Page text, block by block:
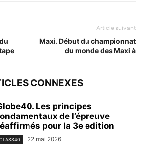
Article suivant
Maxi. Début du championnat
du monde des Maxi à
CONNEXES
Les principes
de l’épreuve
pour la 3e edition
CLASS40 22 mai 2026